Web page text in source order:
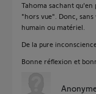
Tahoma sachant qu'en
"hors vue". Donc,
humain ou matériel.
De la pure
Bonne réflexion et